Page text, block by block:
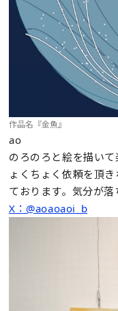
作品名『金魚』
ao
のろのろと絵を描い
ょくちょく依頼を頂
ております。気分が落
X：@aoaoaoi_b